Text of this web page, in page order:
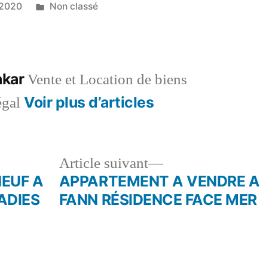
Publié
Non classé
Vente et Location de biens
Voir plus d’articles
:
A
Article suivant
Article
suivant :
APPARTEMENT A VENDRE A
FANN RÉSIDENCE FACE MER